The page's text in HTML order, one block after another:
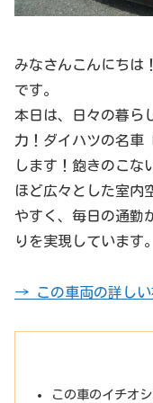
みなさんこんにちは
です。
本日は、日々の暮ら
力！ダイハツの名車
します！飽きのこな
ほど広々とした室内
やすく、毎日の通勤
りを実現しています。
→ この車両の詳しい
この車のイチオ